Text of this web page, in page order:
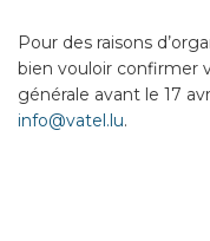
Pour des raisons
bien vouloir confirmer
générale avant le 17
info@vatel.lu.